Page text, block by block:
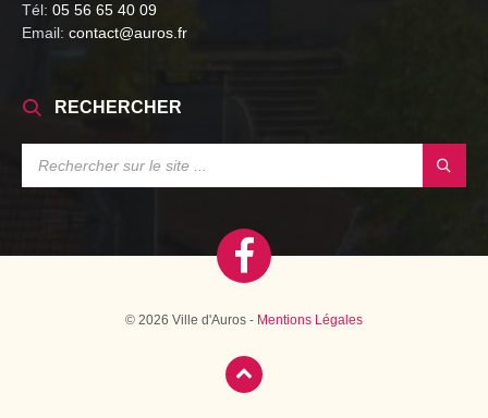
Tél: 05 56 65 40 09
Email: contact@auros.fr
RECHERCHER
© 2026 Ville d'Auros - Mentions Légales